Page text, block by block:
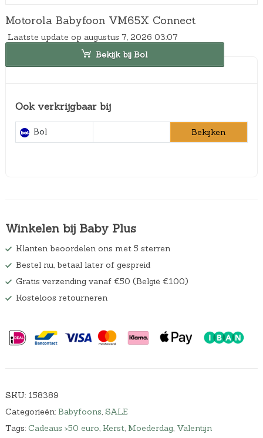
Motorola Babyfoon VM65X Connect
Laatste update op augustus 7, 2026 03:07
Bekijk bij Bol
Ook verkrijgbaar bij
Bol Bekijken
Winkelen bij Baby Plus
Klanten beoordelen ons met 5 sterren
Bestel nu, betaal later of gespreid
Gratis verzending vanaf €50 (België €100)
Kosteloos retourneren
SKU: 158389
Categorieën: Babyfoons, SALE
Tags: Cadeaus >50 euro, Kerst, Moederdag, Valentijn